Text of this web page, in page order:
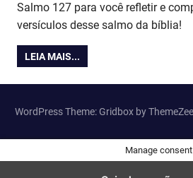
Salmo 127 para você refletir e
versículos desse salmo da bíblia!
LEIA MAIS...
WordPress Theme: Gridbox by
Manage consent